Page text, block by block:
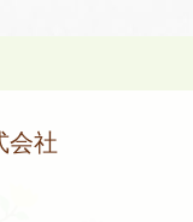
会社